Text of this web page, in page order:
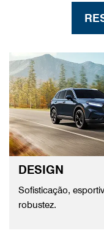
DESIGN
Sofisticação,
robustez.